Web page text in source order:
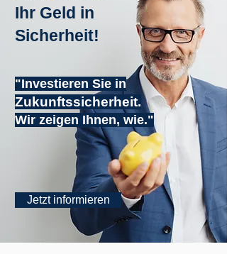
Ihr Geld in
Sicherheit!
"Investieren Sie in
Zukunftssicherheit.
Wir zeigen Ihnen, wie."
Jetzt informieren